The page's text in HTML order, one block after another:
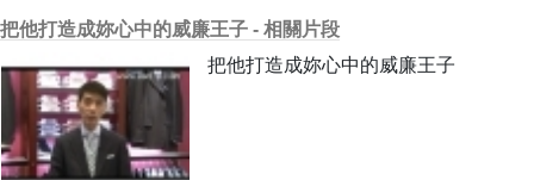
把他打造成妳心中的威廉王子 - 相關片段
把他打造成妳心中的威廉王子